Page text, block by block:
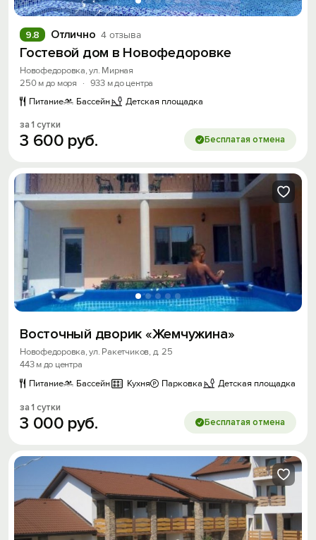
Отлично 4 отзыва
9.8
Гостевой дом в Новофедоровке
Новофедоровка, ул. Мирная
250 м до моря
· 933 м до центра
Питание
Бассейн Детская площадка
за 1 сутки
3 600 руб. Бесплатая отмена
Восточный дворик «Жемчужина»
Новофедоровка, ул. Ракетчиков, д. 25
443 м до центра
Питание
Бассейн Кухня Парковка Детская площадка
за 1 сутки
3 000 руб. Бесплатая отмена
Войти или Зарегистрироваться